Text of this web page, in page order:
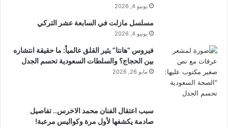
يونيو 4, 2026
مسلسل مازلت في السابعة عشر التركي
يونيو 4, 2026
فيروس “هانتا” يثير القلق عالمياً: ما حقيقة انتشاره
بين الحجاج؟ والسلطات السعودية تحسم الجدل
مايو 26, 2026
سبب اعتقال الفنان محمد الاخرس.. تفاصيل
صادمة يكشفها لأول مرة وكواليس مرعبة!